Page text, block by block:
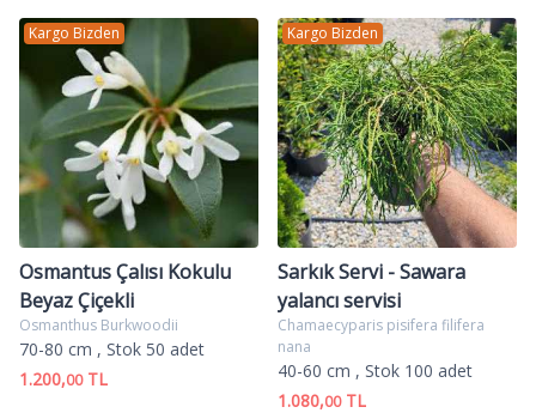
Kargo Bizden
Osmantus Çalısı Kokulu
Beyaz Çiçekli
Osmanthus Burkwoodii
70-80 cm , Stok 50 adet
1.200,00TL
Kargo Bizden
Sarkık Servi - Sawara
yalancı servisi
Chamaecyparis pisifera filifera
nana
40-60 cm , Stok 100 adet
1.080,00TL